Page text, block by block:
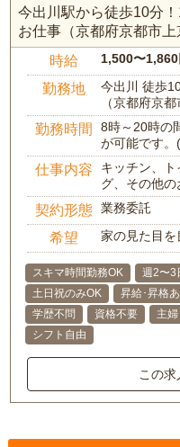
今出川駅から徒歩10分
お仕事（京都府京都市上
時給 1,500〜1,860
勤務地
今出川 徒歩
（京都府京
勤務時間
8時～20時の
が可能です
仕事内容
キッチン、
グ、その他の
契約形態 業務委託
希望 家の見た目
スキマ時間勤務OK 週2〜3
土日祝のみOK
昇給･昇格あ
学歴不問
資格不要 主
シフト自由
この